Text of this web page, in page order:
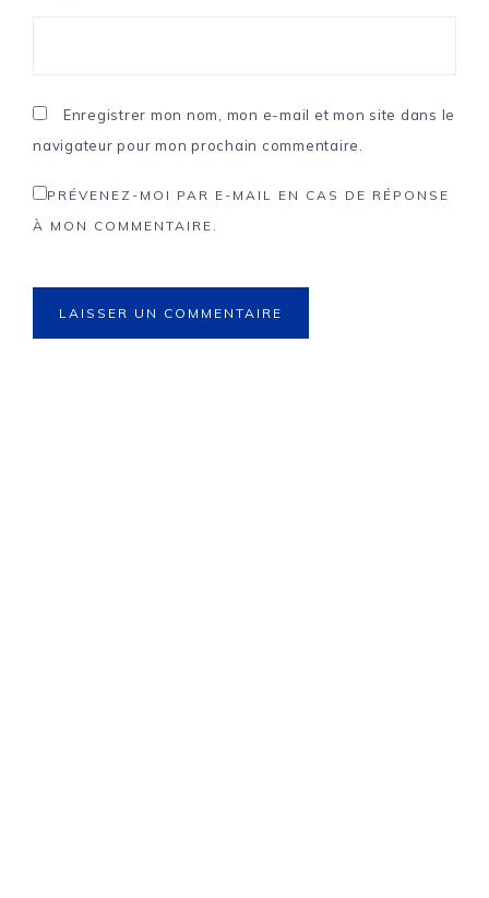
Enregistrer mon nom, mon e-mail et mon site dans le
navigateur pour mon prochain commentaire.
PRÉVENEZ-MOI PAR E-MAIL EN CAS DE RÉPONSE
À MON COMMENTAIRE.